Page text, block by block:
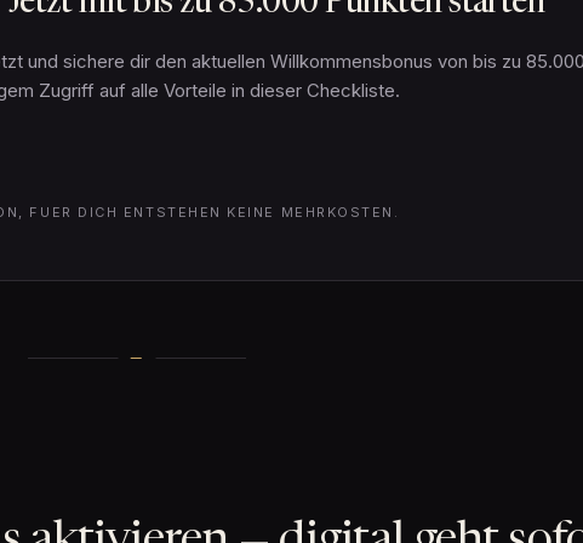
und sichere dir den aktuellen Willkommensbonus von bis zu
Zugriff auf alle Vorteile in dieser Checkliste.
FUER DICH ENTSTEHEN KEINE MEHRKOSTEN.